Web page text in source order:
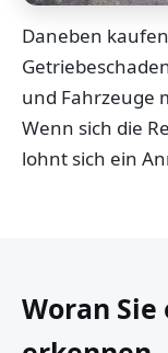
Daneben
und Fahrzeuge
Wenn sich die
lohnt sich ein
Woran